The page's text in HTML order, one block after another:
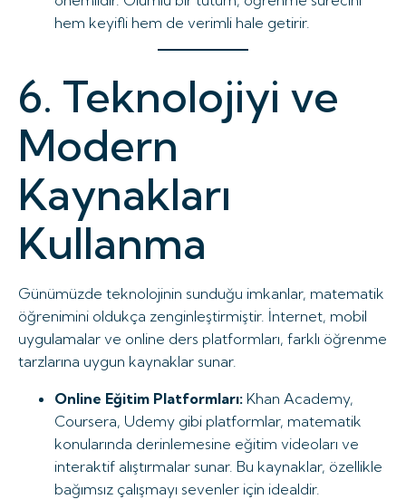
hem keyifli hem de verimli hale getirir.
6. Teknolojiyi ve
Modern
Kaynakları
Kullanma
Günümüzde teknolojinin sunduğu imkanlar, matematik
öğrenimini oldukça zenginleştirmiştir. İnternet, mobil
uygulamalar ve online ders platformları, farklı öğrenme
tarzlarına uygun kaynaklar sunar.
Online Eğitim Platformları: Khan Academy,
Coursera, Udemy gibi platformlar, matematik
konularında derinlemesine eğitim videoları ve
interaktif alıştırmalar sunar. Bu kaynaklar, özellikle
bağımsız çalışmayı sevenler için idealdir.